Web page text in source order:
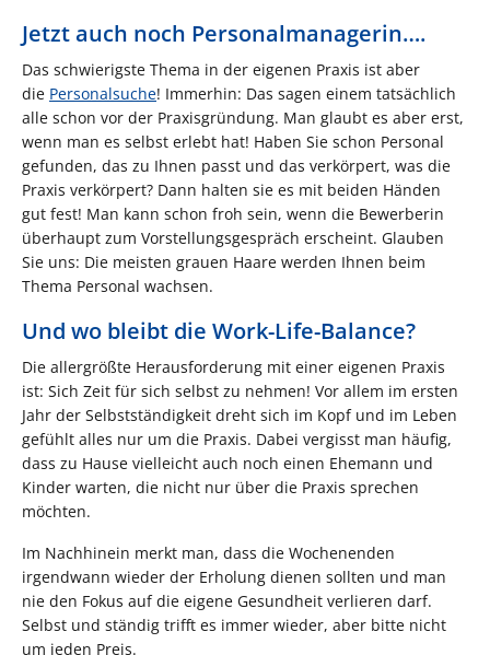
Jetzt auch noch Personalmanagerin….
Das schwierigste Thema in der eigenen Praxis ist aber
die Personalsuche! Immerhin: Das sagen einem tatsächlich
alle schon vor der Praxisgründung. Man glaubt es aber erst,
wenn man es selbst erlebt hat! Haben Sie schon Personal
gefunden, das zu Ihnen passt und das verkörpert, was die
Praxis verkörpert? Dann halten sie es mit beiden Händen
gut fest! Man kann schon froh sein, wenn die Bewerberin
überhaupt zum Vorstellungsgespräch erscheint. Glauben
Sie uns: Die meisten grauen Haare werden Ihnen beim
Thema Personal wachsen.
Und wo bleibt die Work-Life-Balance?
Die allergrößte Herausforderung mit einer eigenen Praxis
ist: Sich Zeit für sich selbst zu nehmen! Vor allem im ersten
Jahr der Selbstständigkeit dreht sich im Kopf und im Leben
gefühlt alles nur um die Praxis. Dabei vergisst man häufig,
dass zu Hause vielleicht auch noch einen Ehemann und
Kinder warten, die nicht nur über die Praxis sprechen
möchten.
Im Nachhinein merkt man, dass die Wochenenden
irgendwann wieder der Erholung dienen sollten und man
nie den Fokus auf die eigene Gesundheit verlieren darf.
Selbst und ständig trifft es immer wieder, aber bitte nicht
um jeden Preis.